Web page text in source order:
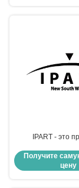
IPART - это
Южном Уэльсе,
Получите
цену